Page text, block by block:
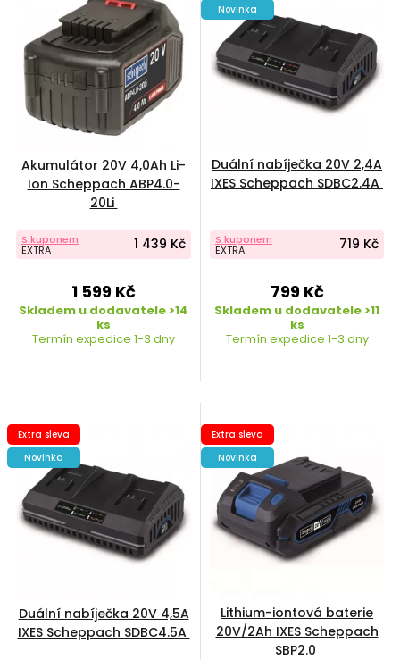
Akumulátor 20V 4,0Ah Li-
Ion Scheppach ABP4.0-
20Li
S kuponem
EXTRA 1 439 Kč
1 599 Kč
Skladem u dodavatele >14
ks
Termín expedice 1-3 dny
Novinka
Duální nabíječka 20V 2,4A
IXES Scheppach SDBC2.4A
S kuponem
EXTRA 719 Kč
799 Kč
Skladem u dodavatele >11
ks
Termín expedice 1-3 dny
Extra sleva
Novinka
Duální nabíječka 20V 4,5A
IXES Scheppach SDBC4.5A
Extra sleva
Novinka
Lithium-iontová baterie
20V/2Ah IXES Scheppach
SBP2.0